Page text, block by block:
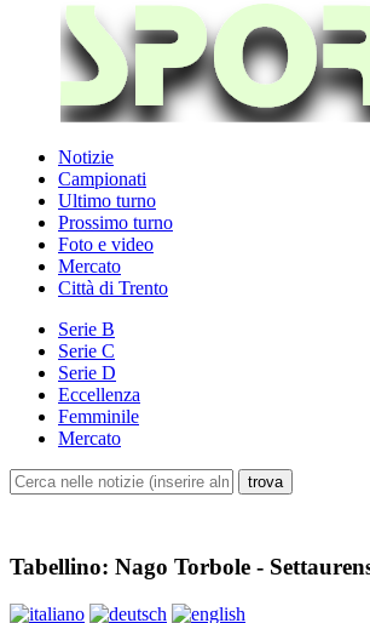
Notizie
Campionati
Ultimo turno
Prossimo turno
Foto e video
Mercato
Città di Trento
Serie B
Serie C
Serie D
Eccellenza
Femminile
Mercato
Tabellino: Nago Torbole -